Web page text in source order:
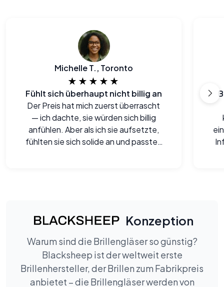
Michelle T., Toronto
★★★★★
Fühlt sich überhaupt nicht billig an
Der Preis hat mich zuerst überrascht
— ich dachte, sie würden sich billig
anfühlen. Aber als ich sie aufsetzte,
fühlten sie sich solide an und passten
Konzeption
Warum sind die Brillengläser so günstig?
Blacksheep ist der weltweit erste
Brillenhersteller, der Brillen zum Fabrikpreis
anbietet – die Brillengläser werden von